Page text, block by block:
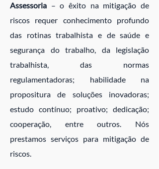
Assessoria – o êxito na mitigação de
riscos requer conhecimento profundo
das rotinas trabalhista e de saúde e
segurança do trabalho, da legislação
trabalhista, das normas
regulamentadoras; habilidade na
propositura de soluções inovadoras;
estudo contínuo; proativo; dedicação;
cooperação, entre outros. Nós
prestamos serviços para mitigação de
riscos.